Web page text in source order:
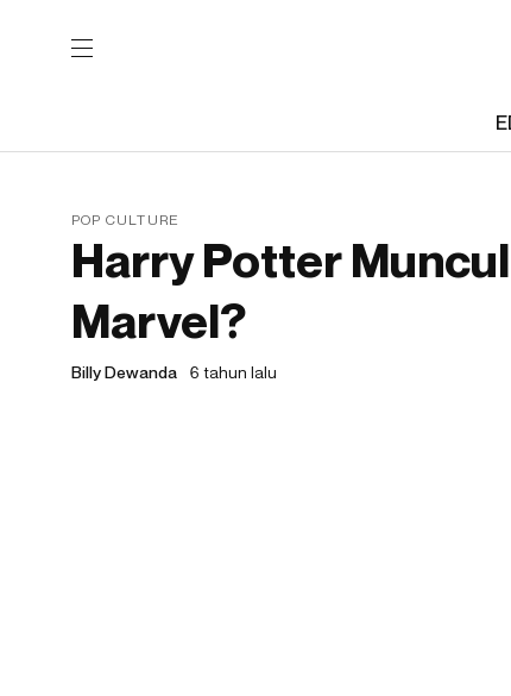
POP CULTURE
Harry Potter Muncul
Marvel?
Billy Dewanda 6 tahun lalu